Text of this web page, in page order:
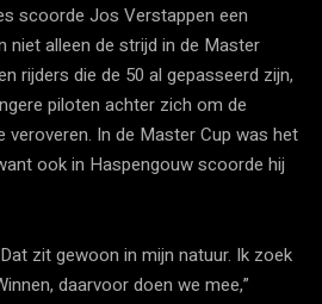
scoorde Jos Verstappen een
niet alleen de strijd in de Master
rijders die de 50 al gepasseerd zijn,
piloten achter zich om de
veroveren. In de Master Cup was het
ook in Haspengouw scoorde hij
zit gewoon in mijn natuur. Ik zoek
daarvoor doen we mee,”